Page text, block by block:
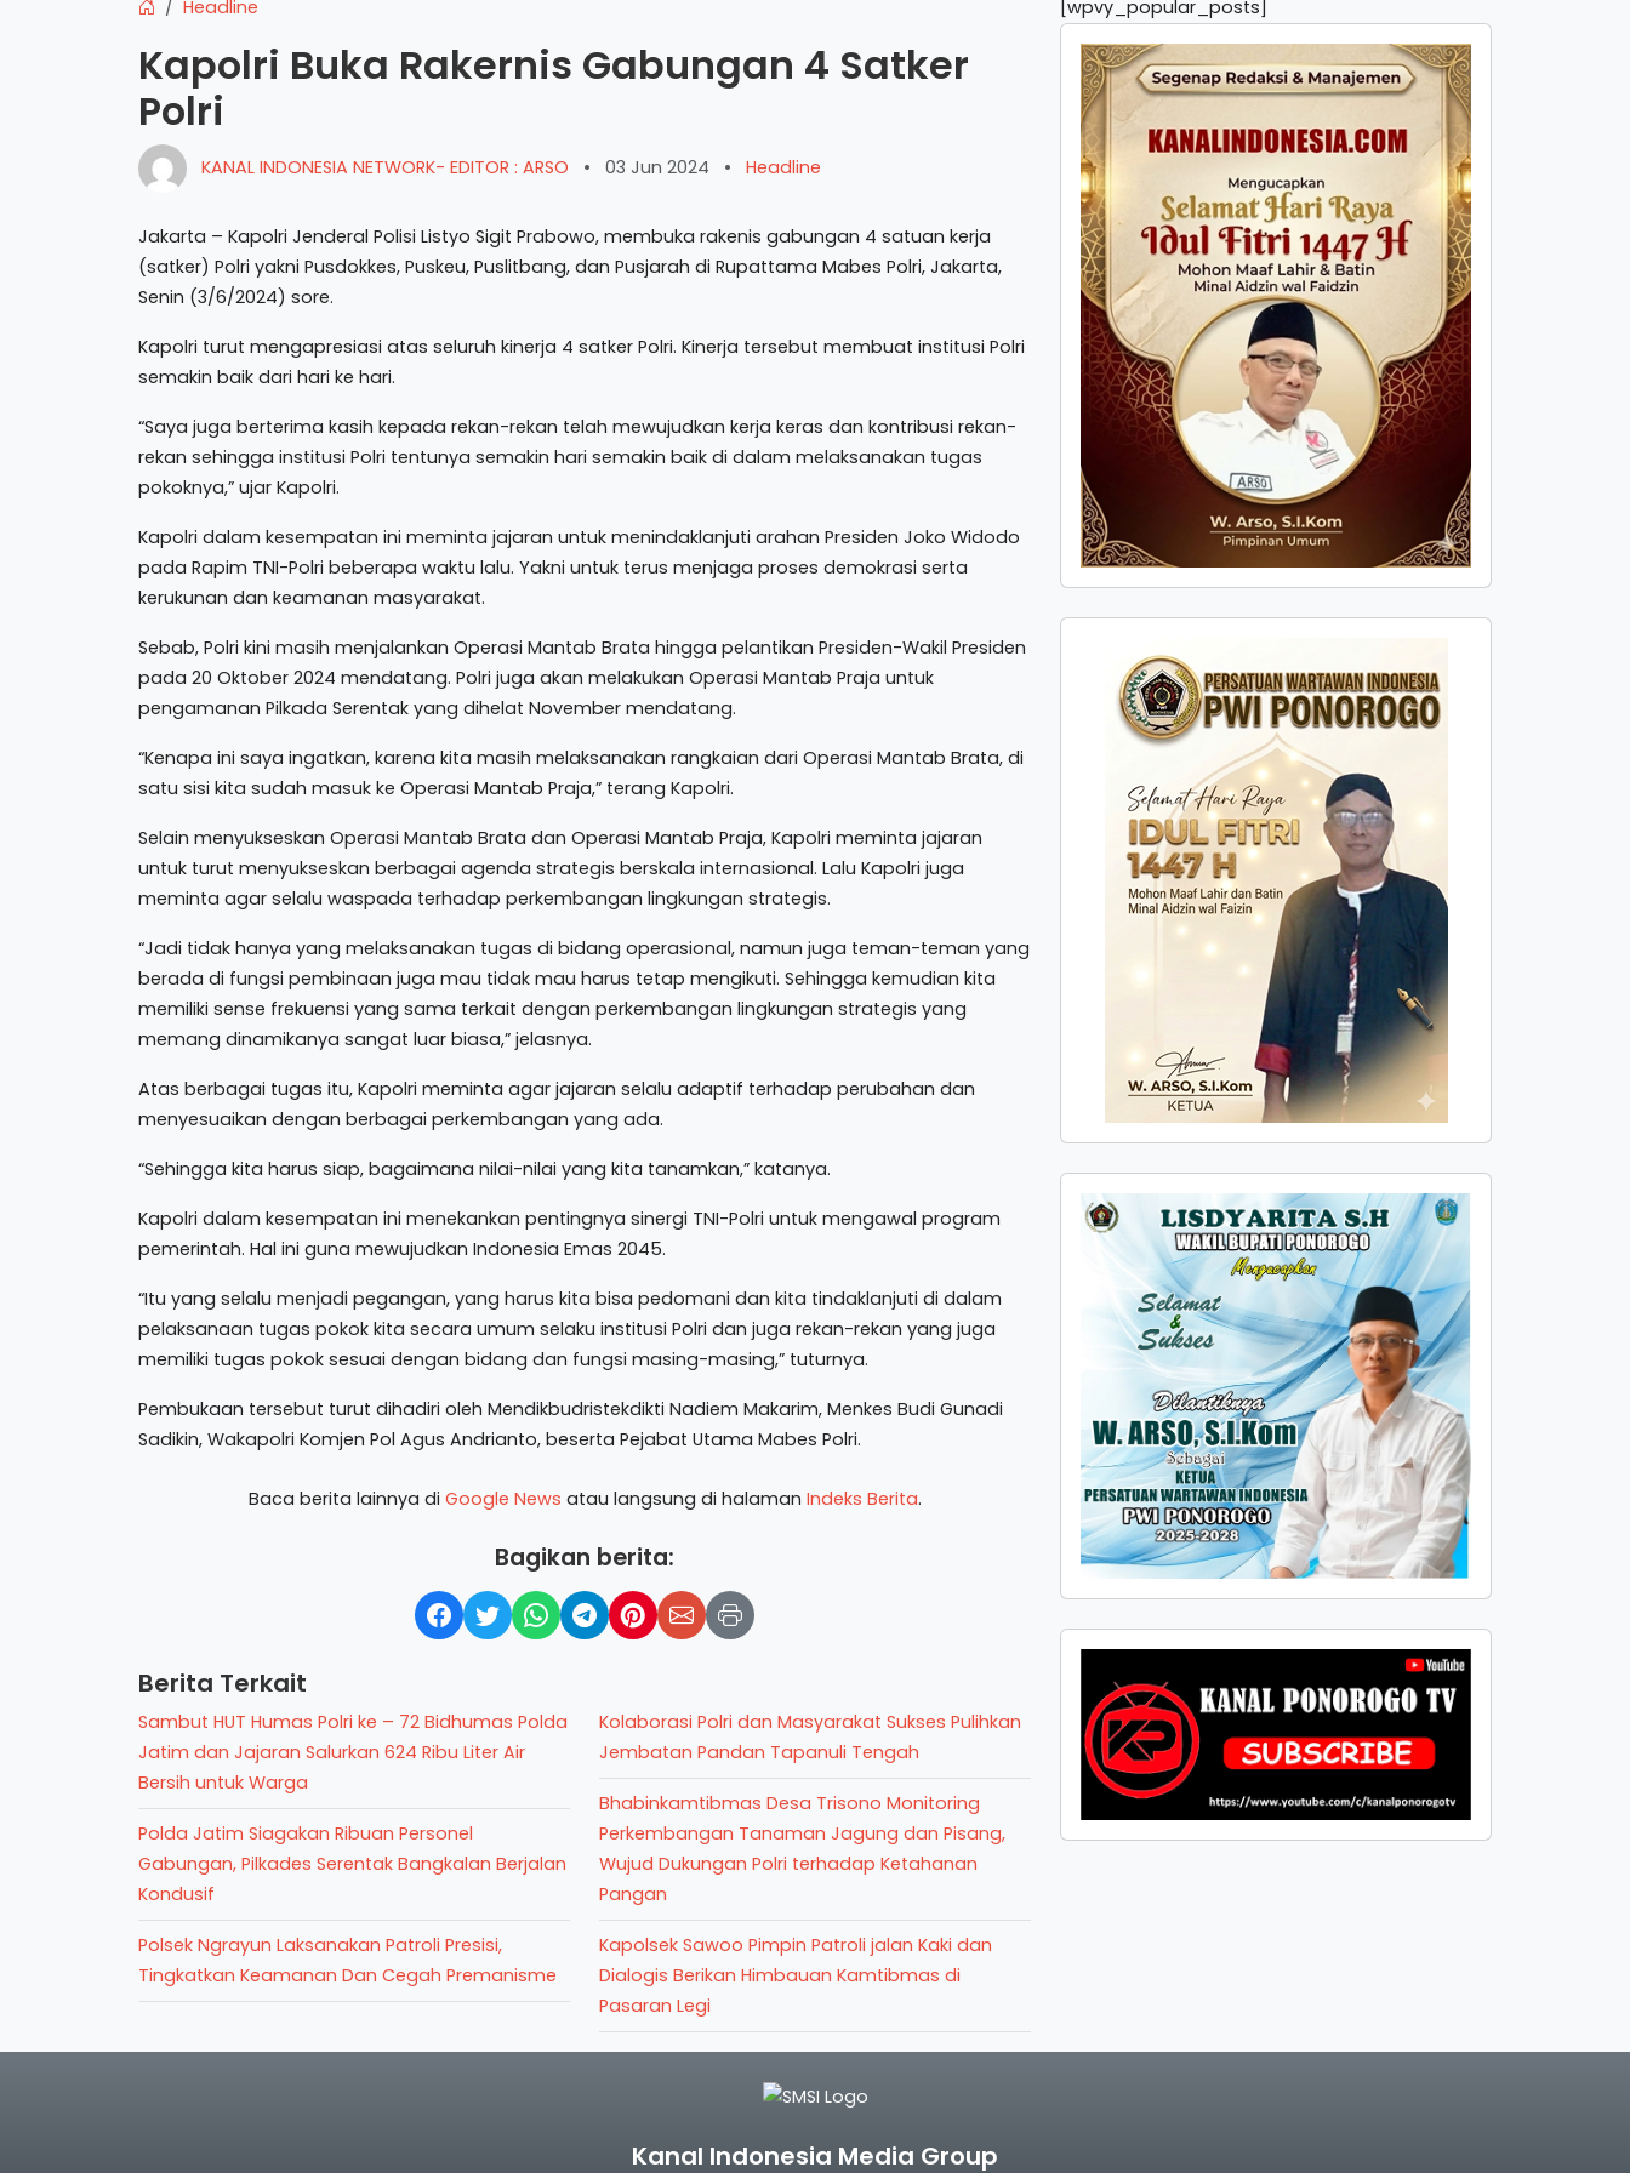
Headline
Kapolri Buka Rakernis Gabungan 4 Satker
Polri
KANAL INDONESIA NETWORK- EDITOR : ARSO • 03 Jun 2024 • Headline
Jakarta – Kapolri Jenderal Polisi Listyo Sigit Prabowo, membuka rakenis gabungan 4 satuan kerja
(satker) Polri yakni Pusdokkes, Puskeu, Puslitbang, dan Pusjarah di Rupattama Mabes Polri, Jakarta,
Senin (3/6/2024) sore.
Kapolri turut mengapresiasi atas seluruh kinerja 4 satker Polri. Kinerja tersebut membuat institusi Polri
semakin baik dari hari ke hari.
“Saya juga berterima kasih kepada rekan-rekan telah mewujudkan kerja keras dan kontribusi rekan-
rekan sehingga institusi Polri tentunya semakin hari semakin baik di dalam melaksanakan tugas
pokoknya,” ujar Kapolri.
Kapolri dalam kesempatan ini meminta jajaran untuk menindaklanjuti arahan Presiden Joko Widodo
pada Rapim TNI-Polri beberapa waktu lalu. Yakni untuk terus menjaga proses demokrasi serta
kerukunan dan keamanan masyarakat.
Sebab, Polri kini masih menjalankan Operasi Mantab Brata hingga pelantikan Presiden-Wakil Presiden
pada 20 Oktober 2024 mendatang. Polri juga akan melakukan Operasi Mantab Praja untuk
pengamanan Pilkada Serentak yang dihelat November mendatang.
“Kenapa ini saya ingatkan, karena kita masih melaksanakan rangkaian dari Operasi Mantab Brata, di
satu sisi kita sudah masuk ke Operasi Mantab Praja,” terang Kapolri.
Selain menyukseskan Operasi Mantab Brata dan Operasi Mantab Praja, Kapolri meminta jajaran
untuk turut menyukseskan berbagai agenda strategis berskala internasional. Lalu Kapolri juga
meminta agar selalu waspada terhadap perkembangan lingkungan strategis.
“Jadi tidak hanya yang melaksanakan tugas di bidang operasional, namun juga teman-teman yang
berada di fungsi pembinaan juga mau tidak mau harus tetap mengikuti. Sehingga kemudian kita
memiliki sense frekuensi yang sama terkait dengan perkembangan lingkungan strategis yang
memang dinamikanya sangat luar biasa,” jelasnya.
Atas berbagai tugas itu, Kapolri meminta agar jajaran selalu adaptif terhadap perubahan dan
menyesuaikan dengan berbagai perkembangan yang ada.
“Sehingga kita harus siap, bagaimana nilai-nilai yang kita tanamkan,” katanya.
Kapolri dalam kesempatan ini menekankan pentingnya sinergi TNI-Polri untuk mengawal program
pemerintah. Hal ini guna mewujudkan Indonesia Emas 2045.
“Itu yang selalu menjadi pegangan, yang harus kita bisa pedomani dan kita tindaklanjuti di dalam
pelaksanaan tugas pokok kita secara umum selaku institusi Polri dan juga rekan-rekan yang juga
memiliki tugas pokok sesuai dengan bidang dan fungsi masing-masing,” tuturnya.
Pembukaan tersebut turut dihadiri oleh Mendikbudristekdikti Nadiem Makarim, Menkes Budi Gunadi
Sadikin, Wakapolri Komjen Pol Agus Andrianto, beserta Pejabat Utama Mabes Polri.
Baca berita lainnya di Google News atau langsung di halaman Indeks Berita.
Bagikan berita:
Berita Terkait
Sambut HUT Humas Polri ke – 72 Bidhumas Polda
Jatim dan Jajaran Salurkan 624 Ribu Liter Air
Bersih untuk Warga
Polda Jatim Siagakan Ribuan Personel
Gabungan, Pilkades Serentak Bangkalan Berjalan
Kondusif
Polsek Ngrayun Laksanakan Patroli Presisi,
Tingkatkan Keamanan Dan Cegah Premanisme
Kolaborasi Polri dan Masyarakat Sukses Pulihkan
Jembatan Pandan Tapanuli Tengah
Bhabinkamtibmas Desa Trisono Monitoring
Perkembangan Tanaman Jagung dan Pisang,
Wujud Dukungan Polri terhadap Ketahanan
Pangan
Kapolsek Sawoo Pimpin Patroli jalan Kaki dan
Dialogis Berikan Himbauan Kamtibmas di
Pasaran Legi
[wpvy_popular_posts]
Kanal Indonesia Media Group